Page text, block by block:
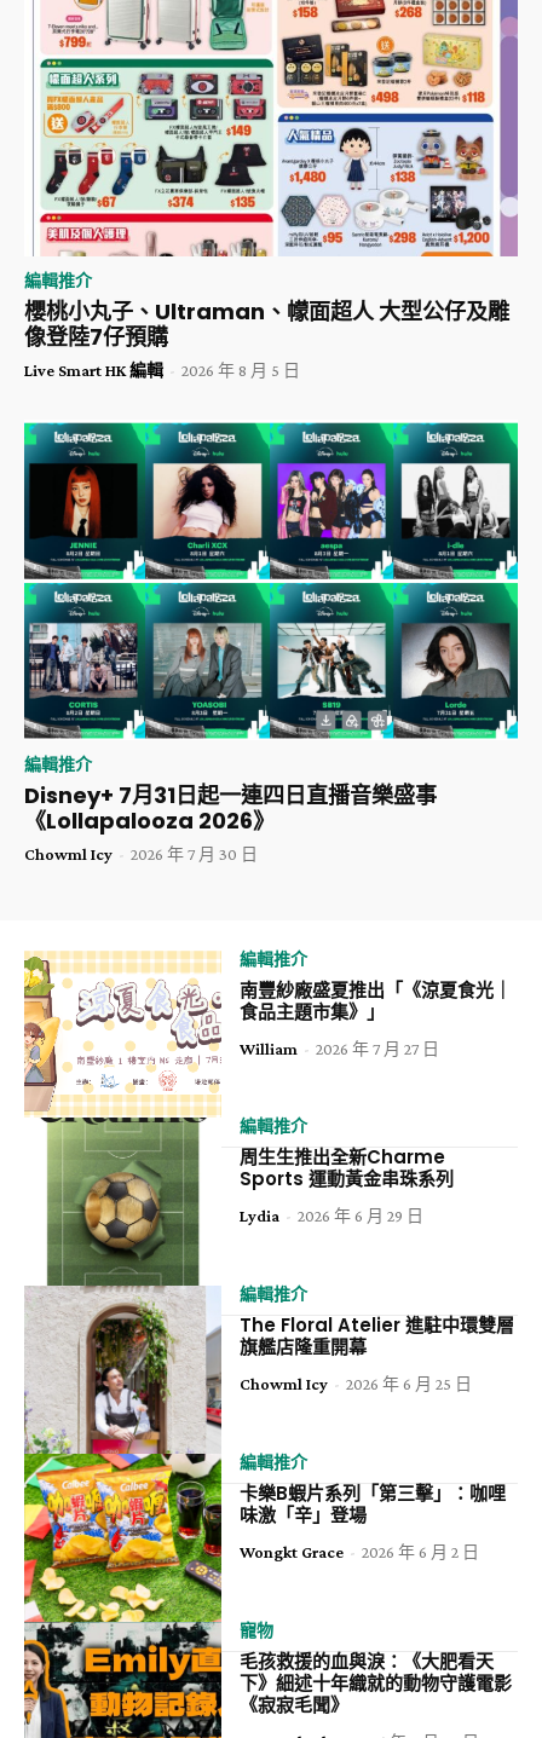
編輯推介
櫻桃小丸子、Ultraman、幪面超人 大型公仔及雕
像登陸7仔預購
Live Smart HK 編輯 - 2026 年 8 月 5 日
編輯推介
Disney+ 7月31日起一連四日直播音樂盛事
《Lollapalooza 2026》
Chowml Icy - 2026 年 7 月 30 日
編輯推介
南豐紗廠盛夏推出「《涼夏食光｜
食品主題市集》」
William - 2026 年 7 月 27 日
編輯推介
周生生推出全新Charme
Sports 運動黃金串珠系列
Lydia - 2026 年 6 月 29 日
編輯推介
The Floral Atelier 進駐中環雙層
旗艦店隆重開幕
Chowml Icy - 2026 年 6 月 25 日
編輯推介
卡樂B蝦片系列「第三擊」：咖哩
味激「辛」登場
Wongkt Grace - 2026 年 6 月 2 日
寵物
毛孩救援的血與淚：《大肥看天
下》細述十年織就的動物守護電影
《寂寂毛聞》